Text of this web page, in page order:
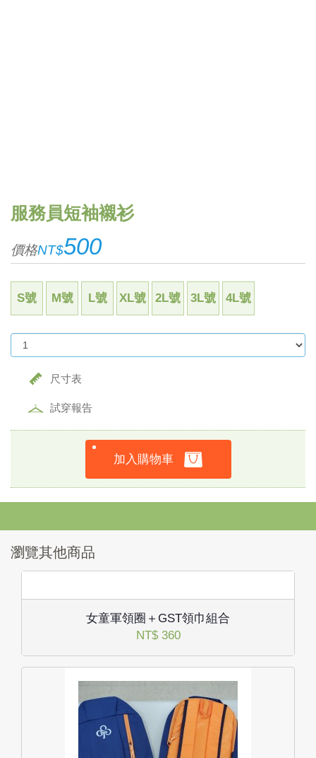
服務員短袖襯衫
價格NT$500
S號 M號 L號 XL號 2L號 3L號 4L號
尺寸表
試穿報告
加入購物車
瀏覽其他商品
女童軍領圈＋GST領巾組合
NT$ 360